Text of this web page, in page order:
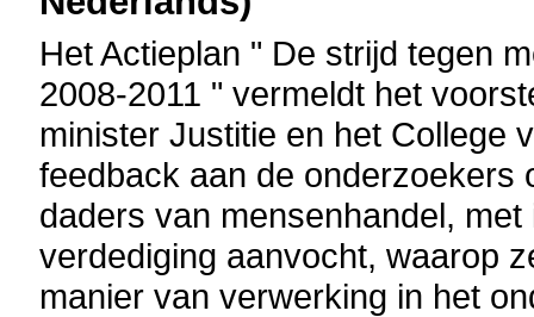
Het Actieplan " De strijd tegen
2008-2011 " vermeldt het
minister Justitie en het College
feedback aan de onderzoekers
daders van mensenhandel,
verdediging aanvocht, waarop
manier van verwerking in het